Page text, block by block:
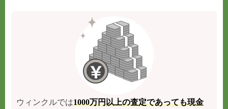
ウィンクルでは1000万円以上の査定であっても現金